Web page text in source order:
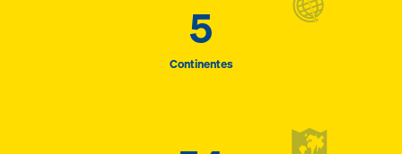
5
Continentes